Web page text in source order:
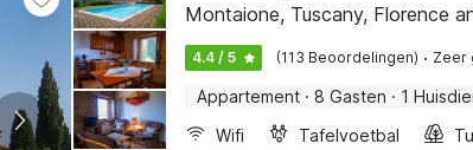
Montaione, Tuscany, Florence
4.4 / 5 (113 Beoordelingen) · Zeer
Appartement · 8 Gasten · 1
Wifi
Tafelvoetbal